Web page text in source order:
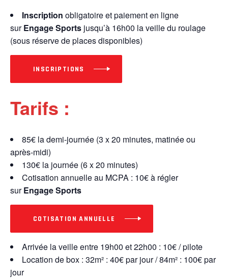
Inscription obligatoire et paiement en ligne
surEngage Sports jusqu’à 16h00 la veille du roulage
(sous réserve de places disponibles)
INSCRIPTIONS
Tarifs :
85€ la demi-journée (3 x 20 minutes, matinée ou
après-midi)
130€ la journée (6 x 20 minutes)
Cotisation annuelle au MCPA : 10€ à régler
surEngage Sports
COTISATION ANNUELLE
Arrivée la veille entre 19h00 et 22h00 : 10€ / pilote
Location de box : 32m² : 40€ par jour / 84m² : 100€ par
jour